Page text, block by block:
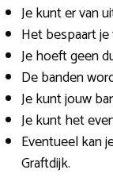
Je kunt er van
Het bespaart
Je hoeft geen
De banden
Je kunt jouw
Je kunt het
Eventueel kan
Graftdijk.